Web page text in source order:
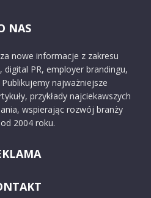
NAS
nowe informacje z zakresu
PR, employer brandingu,
Publikujemy najważniejsze
przykłady najciekawszych
wspierając rozwój branży
2004 roku.